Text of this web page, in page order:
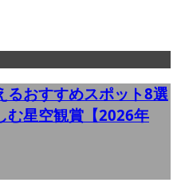
るおすすめスポット8選
む星空観賞【2026年